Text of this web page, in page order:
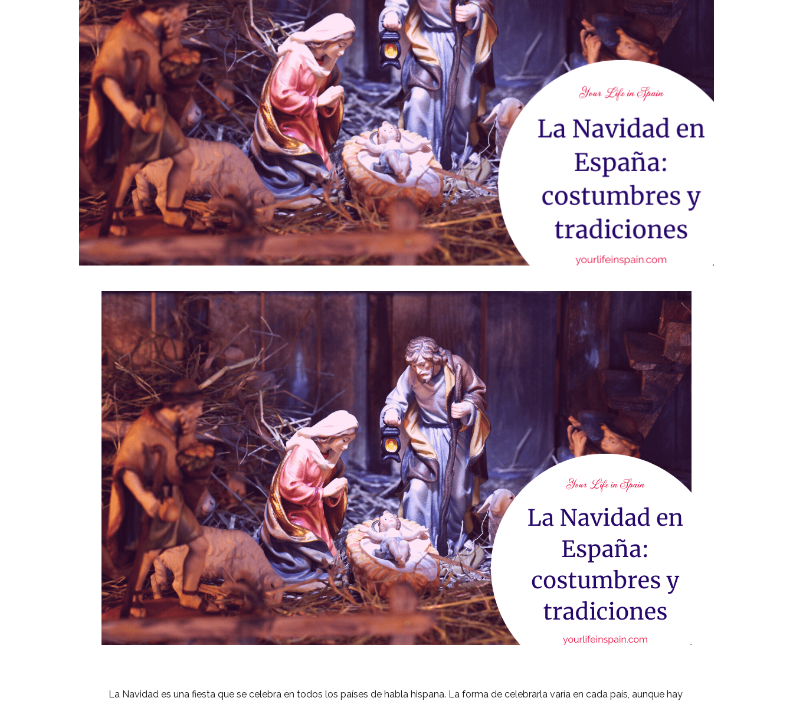
La Navidad es una fiesta que se celebra en todos los países de habla hispana. La forma de celebrarla varía en cada país, aunque hay